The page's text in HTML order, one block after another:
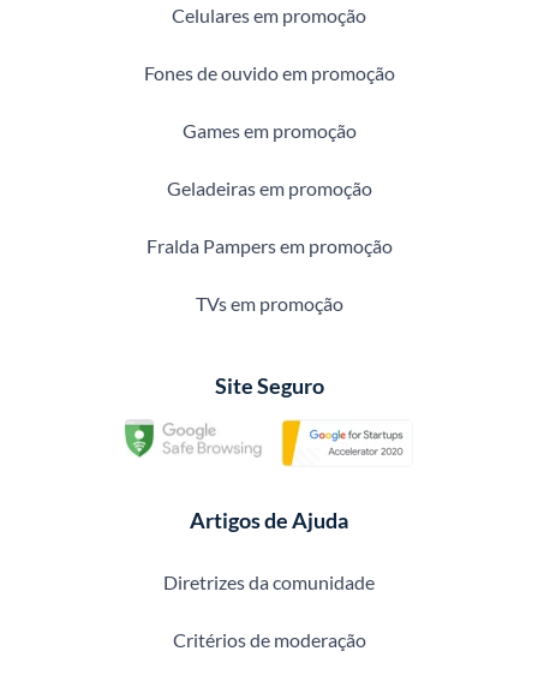
Celulares em promoção
Fones de ouvido em promoção
Games em promoção
Geladeiras em promoção
Fralda Pampers em promoção
TVs em promoção
Site Seguro
Artigos de Ajuda
Diretrizes da comunidade
Critérios de moderação